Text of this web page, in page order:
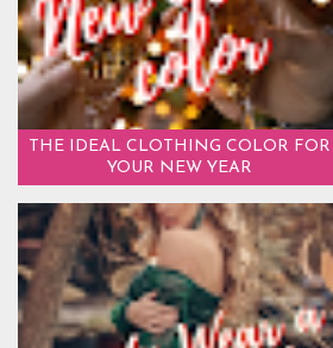
THE IDEAL CLOTHING COLOR FOR
YOUR NEW YEAR